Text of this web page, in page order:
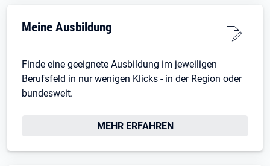
Meine Ausbildung
Finde eine geeignete Ausbildung im jeweiligen
Berufsfeld in nur wenigen Klicks - in der Region oder
bundesweit.
MEHR ERFAHREN